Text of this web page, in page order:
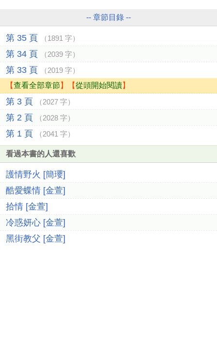
-- 章節目錄 --
第 35 頁 （1891 字）
第 34 頁 （2039 字）
第 33 頁 （2019 字）
【查看全部章節 】【從頭開始閱讀】
第 3 頁 （2027 字）
第 2 頁 （2028 字）
第 1 頁 （2041 字）
看過本書的人還喜歡
護情野火 [簡瓔]
酷愛蝶情 [金萱]
拾情 [金萱]
冷惑妍心 [金萱]
黑街教父 [金萱]